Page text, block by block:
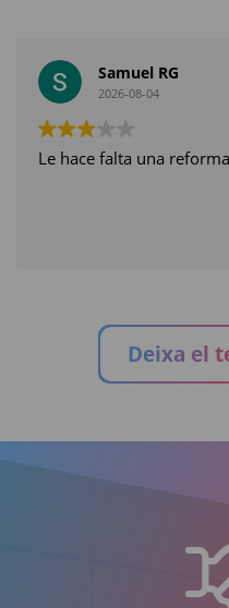
Samuel RG
2026-08-04
Le hace falta una
Deixa el